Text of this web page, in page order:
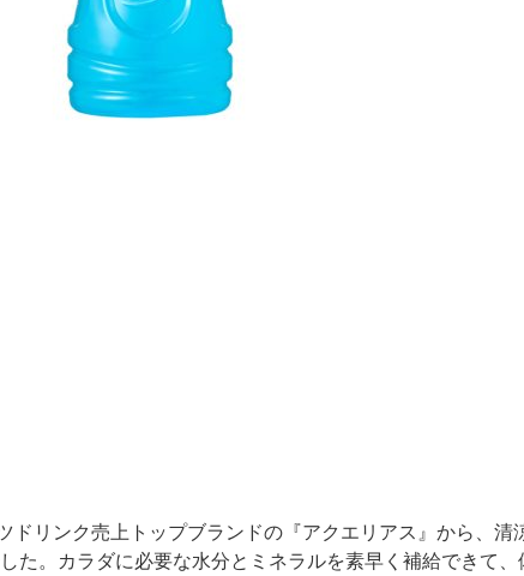
リンク売上トップブランドの『アクエリアス』から、清
た。カラダに必要な水分とミネラルを素早く補給できて